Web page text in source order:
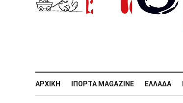
ΑΡΧΙΚΉ IΠΌΡΤΑ MAGAZINE ΕΛΛΆΔΑ